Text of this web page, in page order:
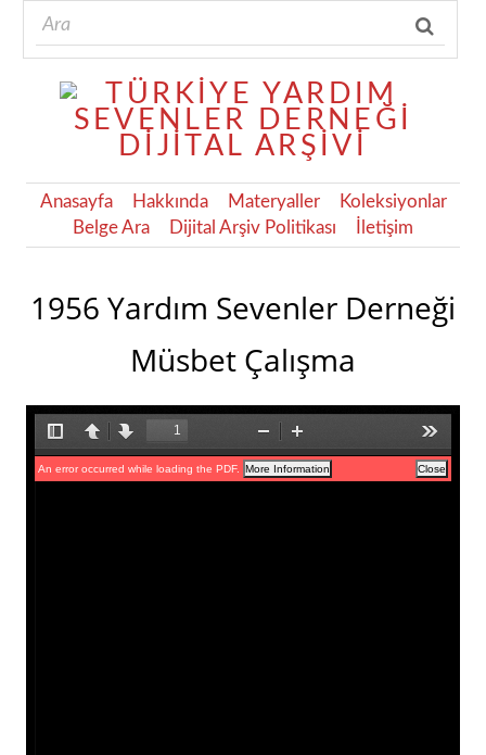
Anasayfa Hakkında Materyaller
Koleksiyonlar
Belge Ara
Dijital Arşiv Politikası İletişim
1956 Yardım Sevenler Derneği
Müsbet Çalışma